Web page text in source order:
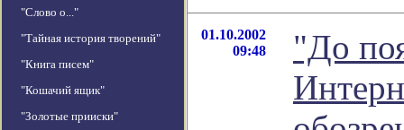
"Слово о..."
"Тайная история творений"
"Книга писем"
"Кошачий ящик"
"Золотые прииски"
01.10.2002
09:48
"До